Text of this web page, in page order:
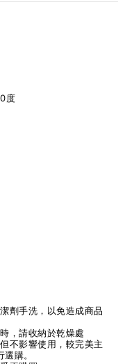
度
劑手洗，以免造成商品
，請收納於乾燥處
不影響使用，較完美主
購。